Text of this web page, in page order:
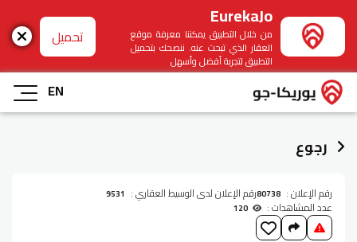
EurekaJo
من خلال التطبيق يمكننا معرفة موقع
العقار الذي تبحث عنه. ننصحك بتحميل
التطبيق لتجربة أفضل وأسهل
تحميل
EN
رجوع
رقم الإعلان : 80738رقم الإعلان لدى الوسيط العقاري : 9531
عدد المشاهدات :